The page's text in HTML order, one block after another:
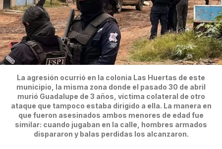
La agresión ocurrió en la colonia Las Huertas de este
municipio, la misma zona donde el pasado 30 de abril
murió Guadalupe de 3 años, víctima colateral de otro
ataque que tampoco estaba dirigido a ella. La manera en
que fueron asesinados ambos menores de edad fue
similar: cuando jugaban en la calle, hombres armados
dispararon y balas perdidas los alcanzaron.